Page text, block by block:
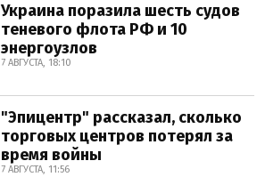
Украина поразила шесть судов
теневого флота РФ и 10
энергоузлов
7 АВГУСТА, 18:10
"Эпицентр" рассказал, сколько
торговых центров потерял за
время войны
7 АВГУСТА, 11:56